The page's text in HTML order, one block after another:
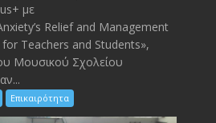
με
Relief and Management
Teachers and Students»,
Μουσικού Σχολείου
Επικαιρότητα